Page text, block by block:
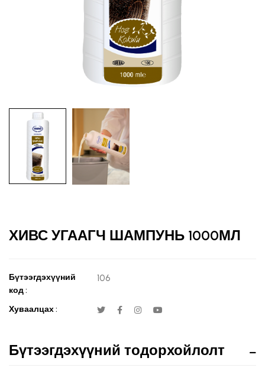
ХИВС УГААГЧ ШАМПУНЬ 1000МЛ
Бүтээгдэхүүний
код :
106
Хуваалцах :
Бүтээгдэхүүний тодорхойлолт